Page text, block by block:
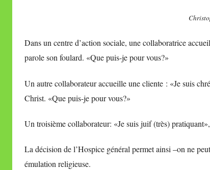
Dans un centre d’action sociale, une collaboratrice
parole son foulard. «Que puis-je pour vous?»
Un autre collaborateur accueille une cliente : «Je suis
Christ. «Que puis-je pour vous?»
Un troisième collaborateur: «Je suis juif (très)
La décision de l’Hospice général permet ainsi –on ne
émulation religieuse.